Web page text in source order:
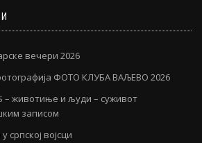
вечери 2026
ФОТО КЛУБА ВАЉЕВО 2026
– животиње и људи – суживот
записом
војсци